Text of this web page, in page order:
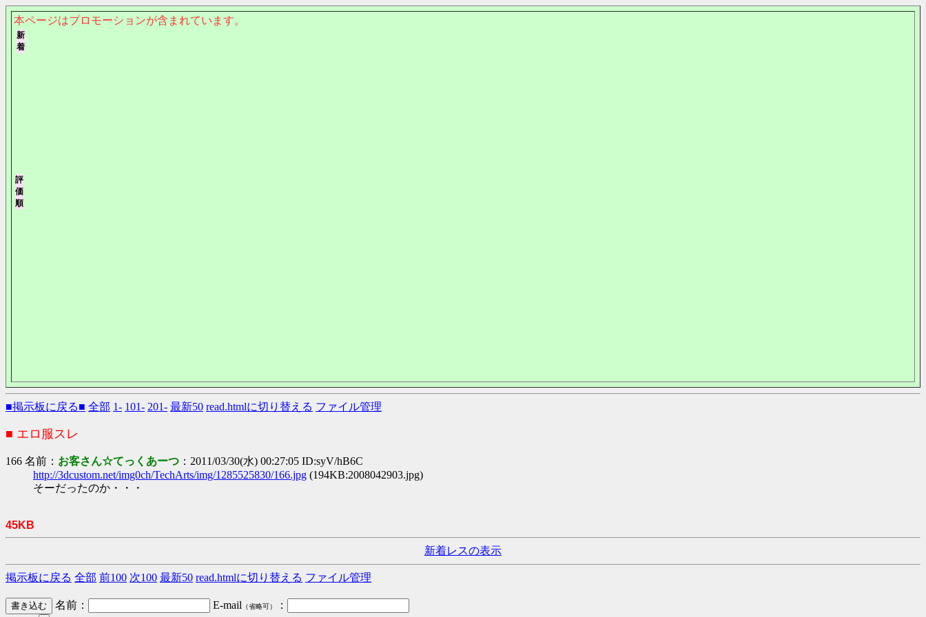
本ページはプロモーションが含まれています。
■掲示板に戻る■ 全部 1- 101- 201- 最新50 read.htmlに切り替える ファイル管理
■ エロ服スレ
166 名前： お客さん☆てっくあーつ ：2011/03/30(水) 00:27:05 ID:syV/hB6C
http://3dcustom.net/img0ch/TechArts/img/1285525830/166.jpg (194KB:2008042903.jpg)
そーだったのか・・・
45KB
新着レスの表示
掲示板に戻る 全部 前100 次100 最新50 read.htmlに切り替える ファイル管理
名前： E-mail （省略可） ：